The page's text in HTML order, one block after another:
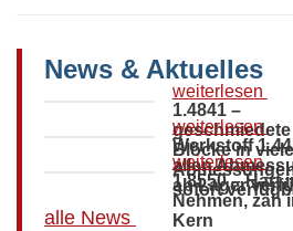
News & Aktuelles
1.4841 –
geschmiedete
Blöcke in
sofort
weiterlesen
Werkstoff
allen
ab Lager
weiterlesen
1.8550 – Hart
Nehmen, zäh
Kern
weiterlesen
alle News